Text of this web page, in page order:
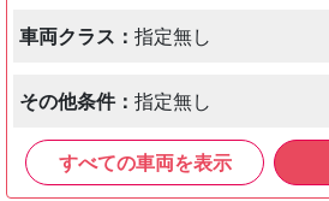
車両クラス： 指定無し
その他条件： 指定無し
すべての車両を表示